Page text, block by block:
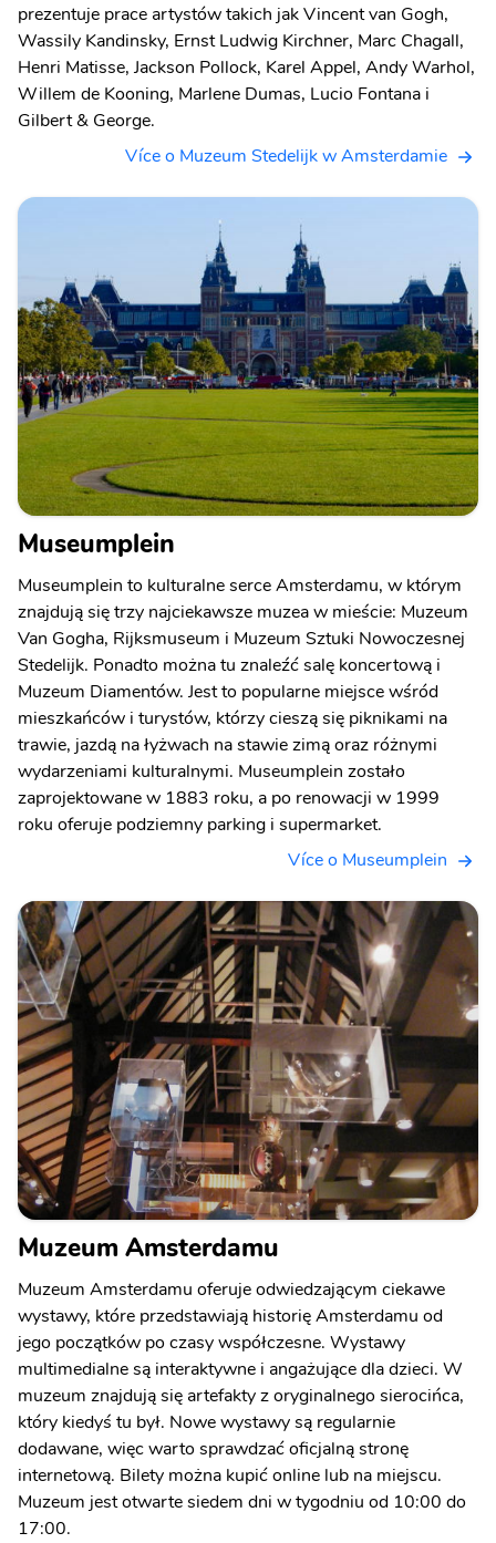
prezentuje prace artystów takich jak Vincent van Gogh,
Wassily Kandinsky, Ernst Ludwig Kirchner, Marc Chagall,
Henri Matisse, Jackson Pollock, Karel Appel, Andy Warhol,
Willem de Kooning, Marlene Dumas, Lucio Fontana i
Gilbert & George.
Více o Muzeum Stedelijk w Amsterdamie
Museumplein
Museumplein to kulturalne serce Amsterdamu, w którym
znajdują się trzy najciekawsze muzea w mieście: Muzeum
Van Gogha, Rijksmuseum i Muzeum Sztuki Nowoczesnej
Stedelijk. Ponadto można tu znaleźć salę koncertową i
Muzeum Diamentów. Jest to popularne miejsce wśród
mieszkańców i turystów, którzy cieszą się piknikami na
trawie, jazdą na łyżwach na stawie zimą oraz różnymi
wydarzeniami kulturalnymi. Museumplein zostało
zaprojektowane w 1883 roku, a po renowacji w 1999
roku oferuje podziemny parking i supermarket.
Více o Museumplein
Muzeum Amsterdamu
Muzeum Amsterdamu oferuje odwiedzającym ciekawe
wystawy, które przedstawiają historię Amsterdamu od
jego początków po czasy współczesne. Wystawy
multimedialne są interaktywne i angażujące dla dzieci. W
muzeum znajdują się artefakty z oryginalnego sierocińca,
który kiedyś tu był. Nowe wystawy są regularnie
dodawane, więc warto sprawdzać oficjalną stronę
internetową. Bilety można kupić online lub na miejscu.
Muzeum jest otwarte siedem dni w tygodniu od 10:00 do
17:00.